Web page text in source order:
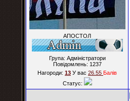
АПОСТОЛ
Група: Адміністратори
Повідомлень: 1237
Нагороди: 13 У вас 26.55 Балiв
Статус: